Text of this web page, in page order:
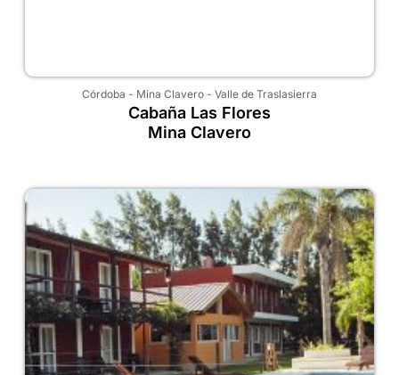
Córdoba - Mina Clavero - Valle de Traslasierra
Cabaña Las Flores
Mina Clavero